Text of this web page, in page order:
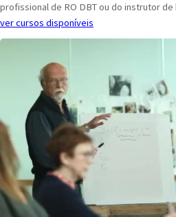
profissional de RO DBT ou do instrutor de
ver cursos disponíveis